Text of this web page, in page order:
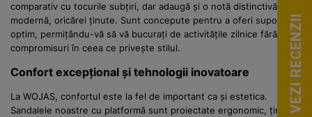
comparativ cu tocurile subțiri, dar adaugă și o notă distinctivă,
modernă, oricărei ținute. Sunt concepute pentru a oferi suport
optim, permițându-vă să vă bucurați de activitățile zilnice fără
compromisuri în ceea ce privește stilul.
Confort excepțional și tehnologii inovatoare
La WOJAS, confortul este la fel de important ca și estetica.
Sandalele noastre cu platformă sunt proiectate ergonomic, ținândVEZI RECENZII